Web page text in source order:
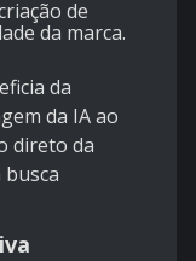
de
da marca.
da
da IA ao
direto da